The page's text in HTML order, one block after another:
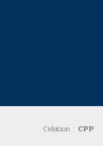
Création : CPP